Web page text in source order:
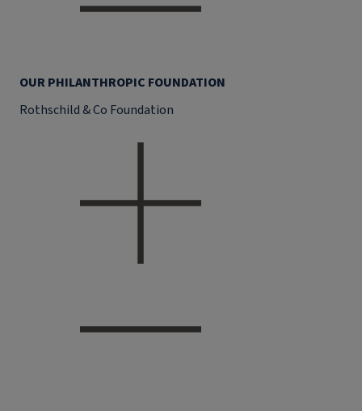
OUR PHILANTHROPIC FOUNDATION
Rothschild & Co Foundation